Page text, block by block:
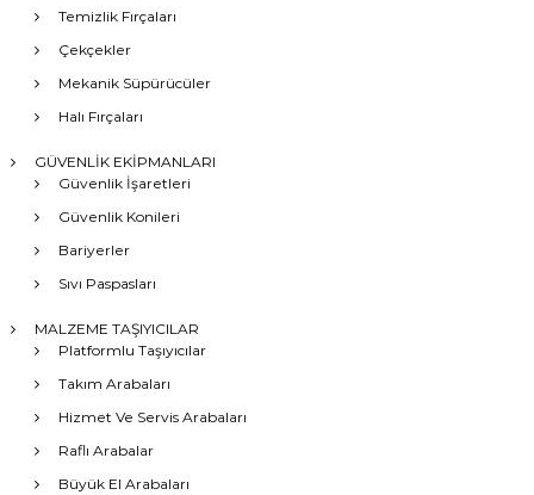
Temizlik Fırçaları
Çekçekler
Mekanik Süpürücüler
Halı Fırçaları
GÜVENLİK EKİPMANLARI
Güvenlik İşaretleri
Güvenlik Konileri
Bariyerler
Sıvı Paspasları
MALZEME TAŞIYICILAR
Platformlu Taşıyıcılar
Takım Arabaları
Hizmet Ve Servis Arabaları
Raflı Arabalar
Büyük El Arabaları